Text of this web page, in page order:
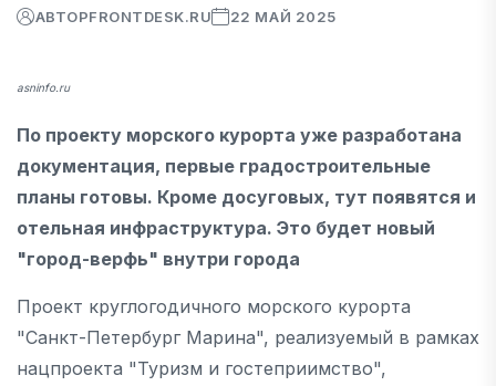
АВТОРFRONTDESK.RU 22 МАЙ 2025
asninfo.ru
По проекту морского курорта уже разработана
документация, первые градостроительные
планы готовы. Кроме досуговых, тут появятся и
отельная инфраструктура. Это будет новый
"город-верфь" внутри города
Проект круглогодичного морского курорта
"Санкт-Петербург Марина", реализуемый в рамках
нацпроекта "Туризм и гостеприимство",